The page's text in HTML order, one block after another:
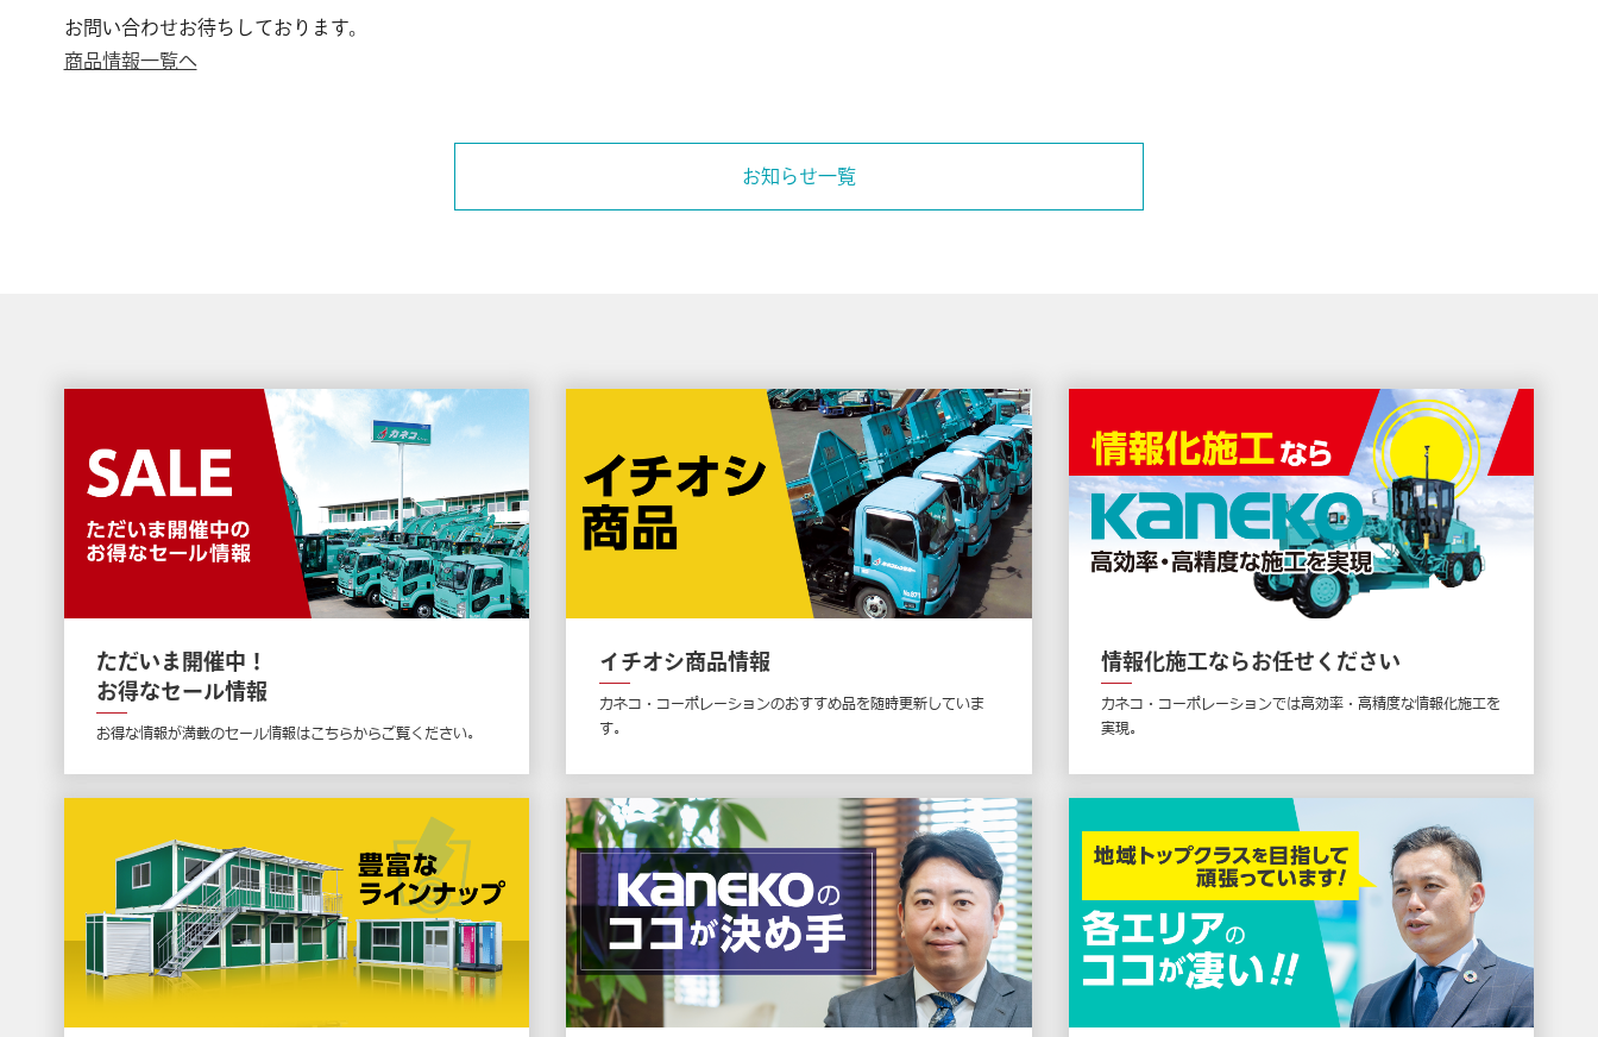
お問い合わせお待ちしております。
商品情報一覧へ
お知らせ一覧
ただいま開催中！
お得なセール情報
お得な情報が満載のセール情報はこちらからご覧ください。
イチオシ商品情報
カネコ・コーポレーションのおすすめ品を随時更新していま
す。
情報化施工ならお任せください
カネコ・コーポレーションでは高効率・高精度な情報化施工を
実現。